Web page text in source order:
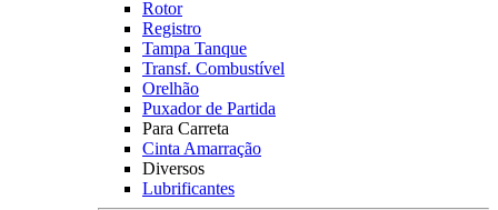
Rotor
Registro
Tampa Tanque
Transf. Combustível
Orelhão
Puxador de Partida
Para Carreta
Cinta Amarração
Diversos
Lubrificantes